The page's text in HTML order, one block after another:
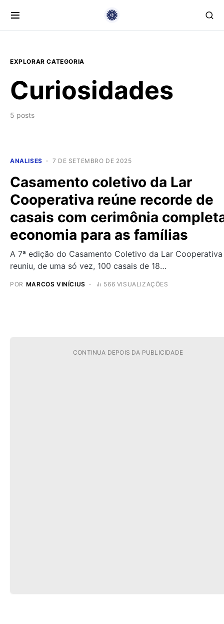
EXPLORAR CATEGORIA
Curiosidades
5 posts
ANALISES 7 DE SETEMBRO DE 2025
Casamento coletivo da Lar
Cooperativa reúne recorde de
casais com cerimônia
economia para as famílias
A 7ª edição do Casamento Coletivo da Lar Cooperativa
reuniu, de uma só vez, 100 casais de 18…
POR MARCOS VINÍCIUS 566 VISUALIZAÇÕES
CONTINUA DEPOIS DA PUBLICIDADE